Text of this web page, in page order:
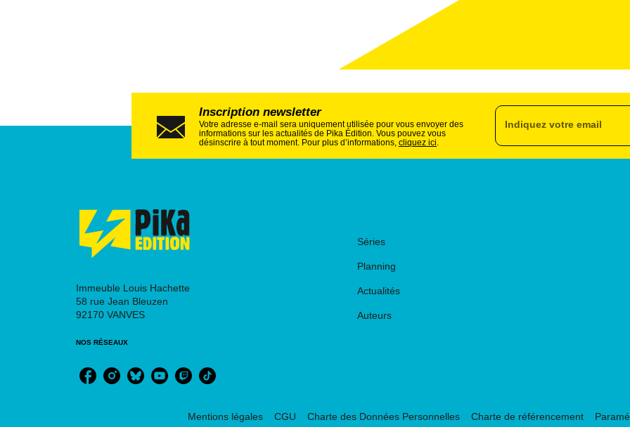
Inscription newsletter
Votre adresse e-mail sera uniquement utilisée pour vous envoyer des
informations sur les actualités de Pika Édition. Vous pouvez vous
désinscrire à tout moment. Pour plus d’informations, cliquez ici.
Indiquez votre email
Immeuble Louis Hachette
58 rue Jean Bleuzen
92170 VANVES
NOS RÉSEAUX
Séries
Planning
Actualités
Auteurs
Mentions légales CGU Charte des Données Personnelles Charte de référencement